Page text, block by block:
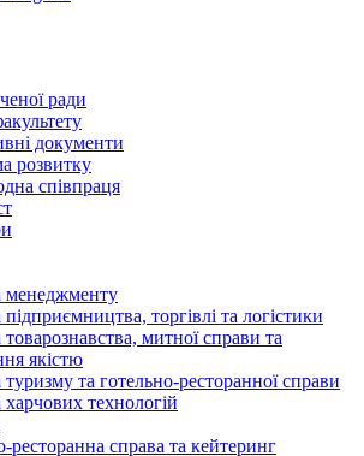
ради
документи
розвитку
співпраця
менеджменту
торгівлі та логістики
митної справи та
якістю
та готельно-ресторанної справи
технологій
ресторанна справа та кейтеринг